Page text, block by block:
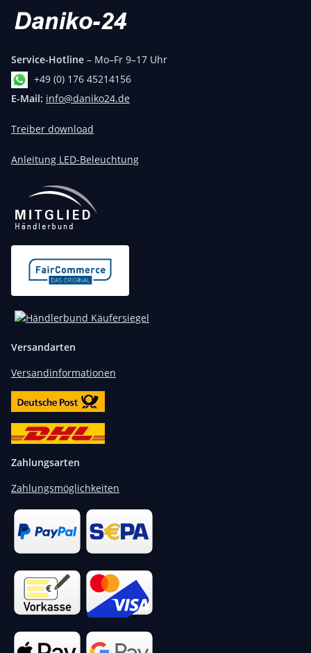
Service-Hotline – Mo–Fr 9–17 Uhr
+49 (0) 176 45214156
E-Mail: info@daniko24.de
Treiber download
Anleitung LED-Beleuchtung
Versandarten
Versandinformationen
Zahlungsarten
Zahlungsmöglichkeiten